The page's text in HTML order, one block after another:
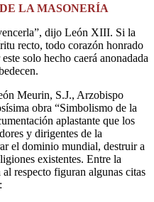
LA MASONERÍA
dijo León XIII. Si la
recto, todo corazón honrado
solo hecho caerá anonadada
Meurin, S.J., Arzobispo
obra “Simbolismo de la
aplastante que los
y dirigentes de la
el dominio mundial, destruir a
existentes. Entre la
respecto figuran algunas citas